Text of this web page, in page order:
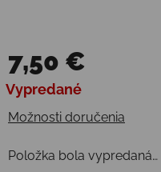
7,50 €
Jednotková cena:
Vypredané
Možnosti doručenia
Položka bola vypredaná…